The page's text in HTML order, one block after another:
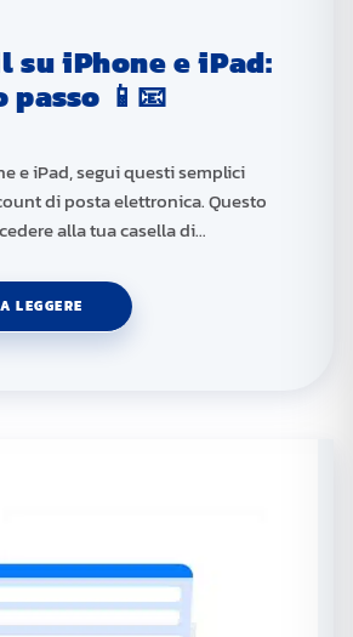
iPhone e iPad:
passo 📱📧
e iPad, segui questi semplici
di posta elettronica. Questo
alla tua casella di…
LEGGERE